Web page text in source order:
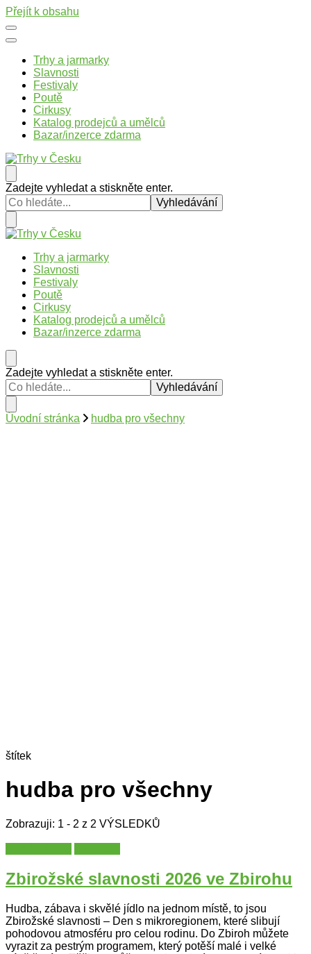
Přejít k obsahu
Trhy a jarmarky
Slavnosti
Festivaly
Poutě
Cirkusy
Katalog prodejců a umělců
Bazar/inzerce zdarma
Trhy v Česku
Trhy, jarmarky, slavnosti a poutě v České republice
Hledáte
něco
?
Zadejte vyhledat a stiskněte enter.
Trhy v Česku
Trhy, jarmarky, slavnosti a poutě v České republice
Trhy a jarmarky
Slavnosti
Festivaly
Poutě
Cirkusy
Katalog prodejců a umělců
Bazar/inzerce zdarma
Hledáte
něco
?
Zadejte vyhledat a stiskněte enter.
Úvodní stránka hudba pro všechny
štítek
hudba pro všechny
Zobrazuji: 1 - 2 z 2 VÝSLEDKŮ
Zbirožské slavnosti 2026 ve Zbirohu
Hudba, zábava i skvělé jídlo na jednom místě, to jsou
Zbirožské slavnosti – Den s mikroregionem, které slibují
pohodovou atmosféru pro celou rodinu. Do Zbiroh můžete
vyrazit za pestrým programem, který potěší malé i velké